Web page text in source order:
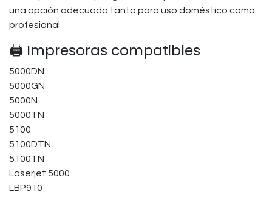
una opción adecuada tanto para uso doméstico como
profesional
🖨️ Impresoras compatibles
5000DN
5000GN
5000N
5000TN
5100
5100DTN
5100TN
Laserjet 5000
LBP910